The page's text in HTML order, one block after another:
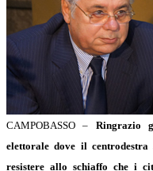
CAMPOBASSO – Ringrazio
elettorale dove il
resistere allo schiaffo che i